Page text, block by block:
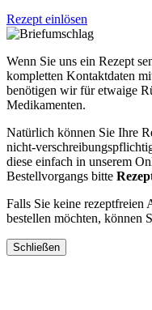
Rezept einlösen
Wenn Sie uns ein Rezept
kompletten Kontaktdaten
benötigen wir für etwaige
Medikamenten.
Natürlich können Sie Ihre
nicht-
diese einfach in unserem
Bestellvorgangs bitte
Falls Sie keine rezeptfreien
bestellen möchten, können
Schließen